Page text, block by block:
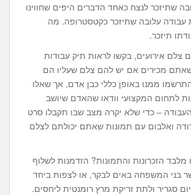
שתיזכר לנצח כאחד הדברים היפים שחווינו
עבודה עלובה שתיזכר כקטסטרופה. מה
תיזכר.
צלם אירועים, בקשו לראות תיק עבודות
שאתם מכירים אם יש להם צלם שעליו הם
ממנו באופן כללי כבן אדם, אך שאלו
לתחום המקצועי וודאו שהאדם שיושב
– כדי שלא יקרה מצב שבו תקבלו סרט
ואלבום עם תמונות שאתם יכולתם לצלם
מלבד הזכרונות והתמונות? הזדמנות לשלוף
בני המשפחה באים לבקר, או לצפות ביחד
סגריר ולתת זריקת מרץ רומנטית ליחסים.